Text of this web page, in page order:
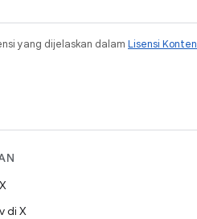
yang dijelaskan dalam Lisensi Konten
di X